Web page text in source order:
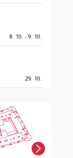
8. 10. - 9. 10.
29. 10.